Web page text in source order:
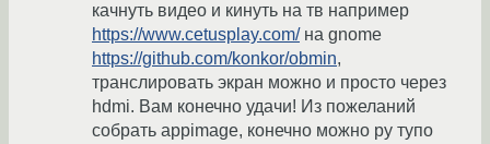
качнуть видео и кинуть на тв например
https://www.cetusplay.com/на gnome
https://github.com/konkor/obmin,
транслировать экран можно и просто через
hdmi. Вам конечно удачи! Из пожеланий
собрать appimage, конечно можно py тупо